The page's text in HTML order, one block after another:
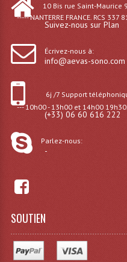
Nos
Les
TARIF ET
10 Bis rue Saint-Maurice
----- NANTERRE FRANCE. RCS 337
Suivez-nous sur Plan
Écrivez-nous à:
info@aevas-sono.com
6j /7 Support
--- 10h00 - 13h00 et 14h00 19h30.
(+33) 06 60 616 222
Parlez-nous:
-
SOUTIEN